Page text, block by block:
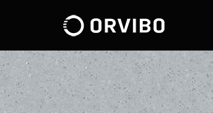
ĐIỀU KHIỂN TRUNG TÂM